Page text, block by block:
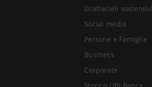
Grattacieli
Social media
Persone e Famiglie
Business
Corporate